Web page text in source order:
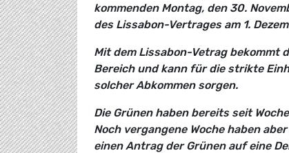
kommenden Montag, den 30.
des Lissabon-Vertrages am 1.
Mit dem Lissabon-Vetrag bekommt
Bereich und kann für die strikte
solcher Abkommen sorgen.
Die Grünen haben bereits seit
Noch vergangene Woche haben
einen Antrag der Grünen auf eine